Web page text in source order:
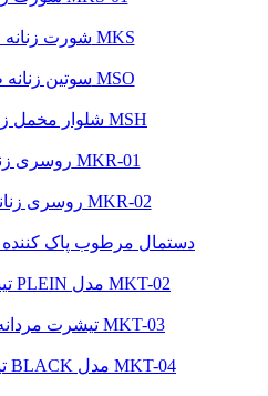
شورت زنانه مدل توری کد MKS
سوتین زنانه طرح دار مدل MSO
شلوار مخمل زنانه مجلسی کد MSH
روسری زنانه گلدار مدل MKR-01
روسری زنانه خالخالی مدل MKR-02
دستمال مرطوب پاک کننده
تیشرت مردانه طرح PLEIN مدل MKT-02
تیشرت مردانه طرح کارت مدل MKT-03
تیشرت مردانه طرح BLACK مدل MKT-04